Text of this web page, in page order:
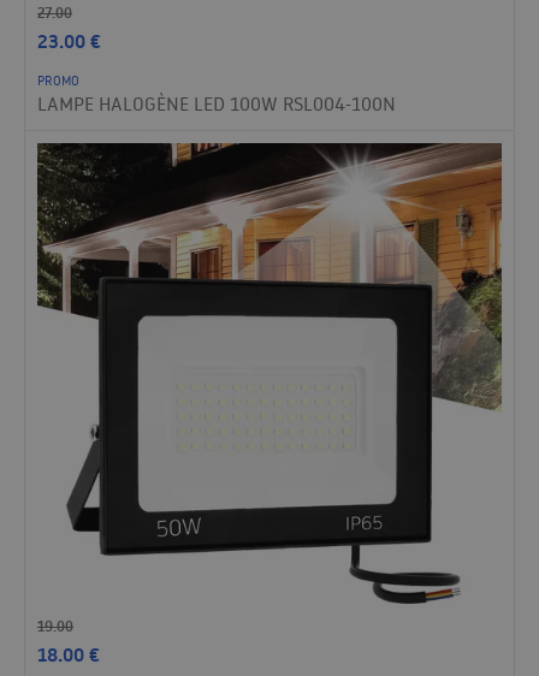
27.00
23.00€
PROMO
LAMPE HALOGÈNE LED 100W RSL004-100N
19.00
18.00€